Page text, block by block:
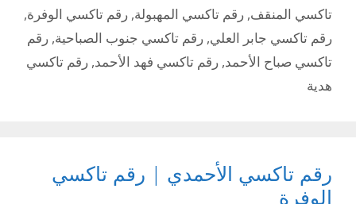
تاكسي المنقف, رقم تاكسي المهبولة, رقم تاكسي الوفرة,
رقم تاكسي جابر العلي, رقم تاكسي جنوب الصباحية, رقم
تاكسي صباح الأحمد, رقم تاكسي فهد الأحمد, رقم تاكسي
هدية
رقم تاكسي الأحمدي | رقم تاكسي
الوفرة